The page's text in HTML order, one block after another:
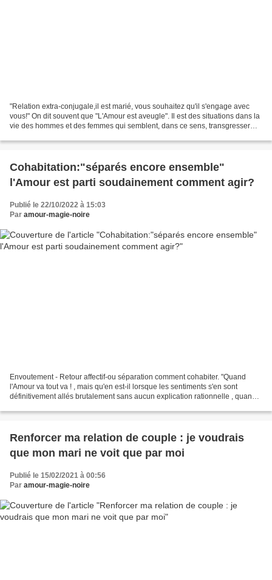
"Relation extra-conjugale,il est marié, vous souhaitez qu'il s'engage avec
vous!" On dit souvent que "L'Amour est aveugle". Il est des situations dans la
vie des hommes et des femmes qui semblent, dans ce sens, transgresser
Cohabitation:"séparés encore ensemble"
l'Amour est parti soudainement comment agir?
Publié le 22/10/2022 à 15:03
Par amour-magie-noire
Envoutement - Retour affectif-ou séparation comment cohabiter. "Quand
l'Amour va tout va ! , mais qu'en est-il lorsque les sentiments s'en sont
définitivement allés brutalement sans aucun explication rationnelle , quand
Renforcer ma relation de couple : je voudrais
que mon mari ne voit que par moi
Publié le 15/02/2021 à 00:56
Par amour-magie-noire